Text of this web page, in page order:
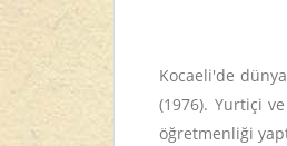
Kocaeli'de
(1976). Yurtiçi
öğretmenliği